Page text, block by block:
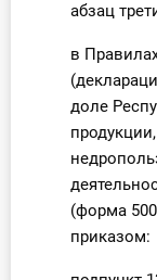
абзац
в
доле
(форма
приказом: